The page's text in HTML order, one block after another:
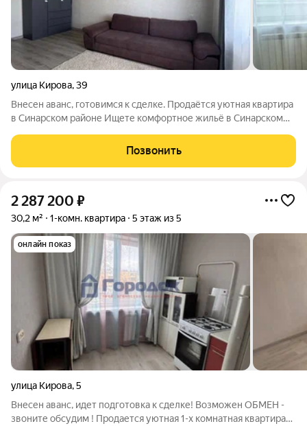
улица Кирова,39
Внесен аванс, готовимся к сделке. Продаётся уютная квартира
в Синарском районе Ищете комфортное жильё в Синарском
продуманной планировкой и отличной инфраструктурой
вокруг! Основные характеристики:
Позвонить
2 287 200 ₽
30,2 м² 1-комн. квартира 5 этаж из 5
онлайн показ
улица Кирова,5
Внесен аванс, идет подготовка к сделке! Возможен ОБМЕН -
звоните обсудим ! Продается уютная 1-х комнатная квартира